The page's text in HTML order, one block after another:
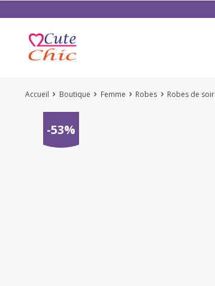
au
contenu
Accueil Boutique Femme Robes Robes de
-53%